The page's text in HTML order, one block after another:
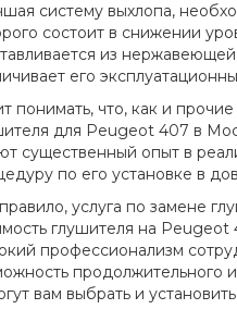
систему выхлопа,
состоит в снижении
из
его
понимать, что, как и
для Peugeot 407 в
существенный опыт в
по его установке в
услуга по замене
глушителя на Peugeot
профессионализм
продолжительного
вам выбрать и